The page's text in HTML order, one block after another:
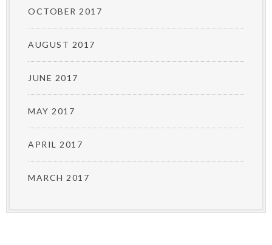
OCTOBER 2017
AUGUST 2017
JUNE 2017
MAY 2017
APRIL 2017
MARCH 2017